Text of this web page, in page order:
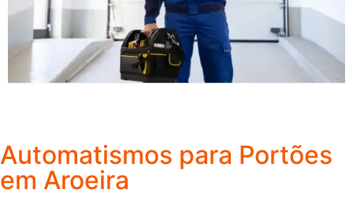
Automatismos para Portões
em Aroeira